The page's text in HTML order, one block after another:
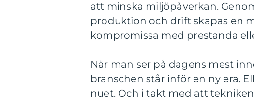
att minska miljöpåverkan.
produktion och drift skapas en
kompromissa med prestanda
När man ser på dagens mest
branschen står inför en ny era.
nuet. Och i takt med att